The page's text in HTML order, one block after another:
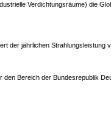
Verdichtungsräume) die
jährlichen Strahlungsleistung
Bereich der Bundesrepublik